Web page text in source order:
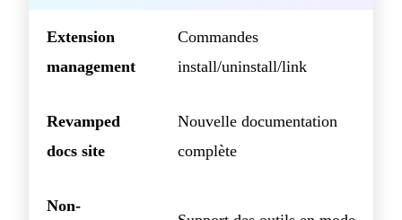
Extension
management
Commandes
install/uninstall/link
Revamped
docs site
Nouvelle documentation
complète
Non-